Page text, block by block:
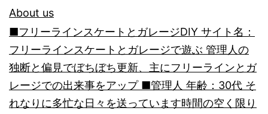
About us
■フリーラインスケートとガレージDIY サイト名：
フリーラインスケートとガレージで遊ぶ 管理人の
独断と偏見でぼちぼち更新、主にフリーラインとガ
レージでの出来事をアップ ■管理人 年齢：30代 そ
れなりに多忙な日々を送っています時間の空く限り